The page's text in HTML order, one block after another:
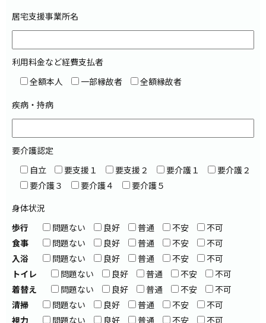
居宅支援事業所名
利用料金など経費支払者
全額本人
一部縁故者
全額縁故者
疾病・持病
要介護認定
自立
要支援１ 要支援２ 要介護１
要介護２
要介護３
要介護４
要介護５
身体状況
歩行
問題ない 良好 普通 不安
不可
食事
問題ない 良好 普通 不安
不可
入浴
問題ない 良好 普通 不安
不可
トイレ
問題ない 良好 普通 不安
不可
着替え
問題ない 良好 普通 不安
不可
清掃
問題ない 良好 普通 不安
不可
視力
問題ない 良好 普通 不安
不可